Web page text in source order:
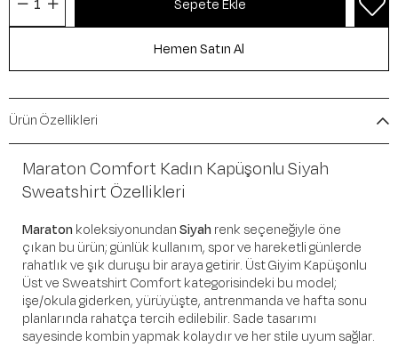
Ürün Özellikleri
Maraton Comfort Kadın Kapüşonlu Siyah
Sweatshirt Özellikleri
Maraton koleksiyonundanSiyah renk seçeneğiyle öne
çıkan bu ürün; günlük kullanım, spor ve hareketli günlerde
rahatlık ve şık duruşu bir araya getirir. Üst Giyim Kapüşonlu
Üst ve Sweatshirt Comfort kategorisindeki bu model;
işe/okula giderken, yürüyüşte, antrenmanda ve hafta sonu
planlarında rahatça tercih edilebilir. Sade tasarımı
sayesinde kombin yapmak kolaydır ve her stile uyum sağlar.